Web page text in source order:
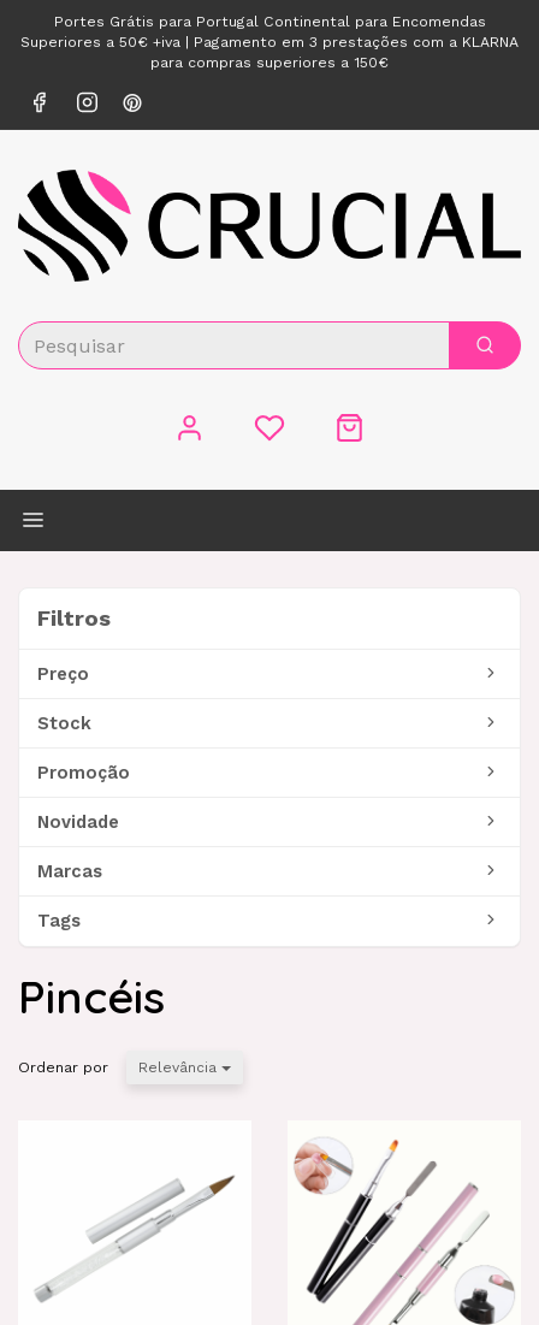
Portes Grátis para Portugal Continental para Encomendas
Superiores a 50€ +iva | Pagamento em 3 prestações com a KLARNA
para compras superiores a 150€
Alternar
Filtros
Preço
Stock
Promoção
Novidade
Marcas
Tags
Pincéis
Ordenar por Relevância